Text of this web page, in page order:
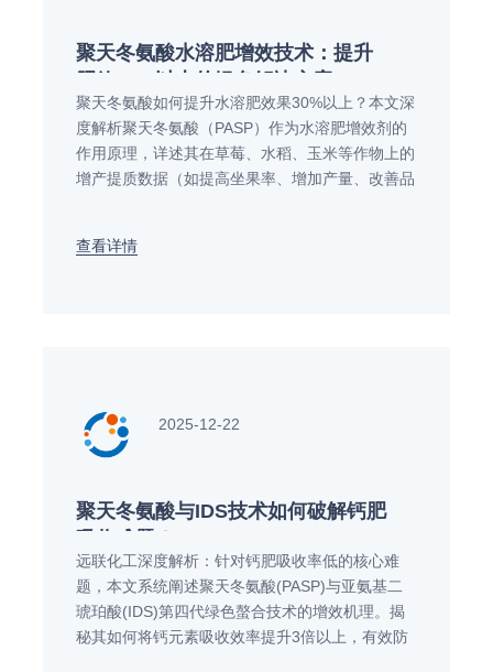
聚天冬氨酸水溶肥增效技术：提升
聚天冬氨酸如何提升水溶肥效果30%以上？本文深
度解析聚天冬氨酸（PASP）作为水溶肥增效剂的
作用原理，详述其在草莓、水稻、玉米等作物上的
增产提质数据（如提高坐果率、增加产量、改善品
决方案，实现绿色高效施肥。立即获取技术详情。
查看详情
2025-12-22
聚天冬氨酸与IDS技术如何破解钙肥
远联化工深度解析：针对钙肥吸收率低的核心难
题，本文系统阐述聚天冬氨酸(PASP)与亚氨基二
琥珀酸(IDS)第四代绿色螯合技术的增效机理。揭
秘其如何将钙元素吸收效率提升3倍以上，有效防